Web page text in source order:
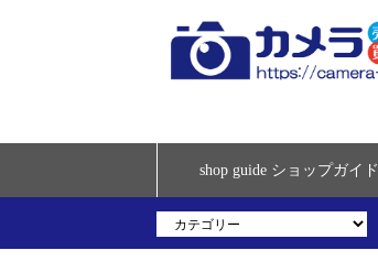
shop guide ショップガイド